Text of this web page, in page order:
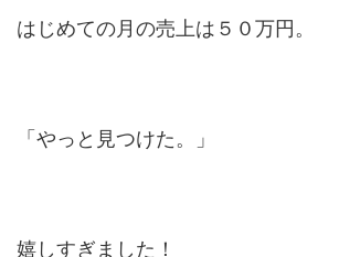
はじめての月の売上は５０万円。
「やっと見つけた。」
嬉しすぎました！